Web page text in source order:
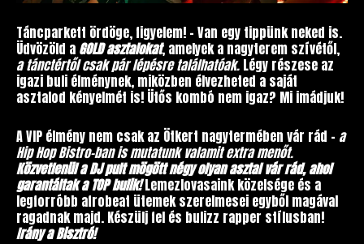
Táncparkett ördöge, figyelem! – Van egy tippünk neked is.
Üdvözöld a GOLD asztalokat, amelyek a nagyterem szívétől,
a tánctértől csak pár lépésre találhatóak. Légy részese az
igazi buli élménynek, miközben élvezheted a saját
asztalod kényelmét is! Ütős kombó nem igaz? Mi imádjuk!
A VIP élmény nem csak az Ötkert nagytermében vár rád – a
Hip Hop Bistro-ban is mutatunk valamit extra menőt.
Közvetlenül a DJ pult mögött négy olyan asztal vár rád, ahol
garantáltak a TOP bulik!Lemezlovasaink közelsége és a
legforróbb afrobeat ütemek szerelmesei egyből magával
ragadnak majd. Készülj fel és bulizz rapper stílusban!
Irány a Bisztró!